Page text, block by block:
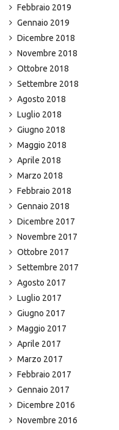
Febbraio 2019
Gennaio 2019
Dicembre 2018
Novembre 2018
Ottobre 2018
Settembre 2018
Agosto 2018
Luglio 2018
Giugno 2018
Maggio 2018
Aprile 2018
Marzo 2018
Febbraio 2018
Gennaio 2018
Dicembre 2017
Novembre 2017
Ottobre 2017
Settembre 2017
Agosto 2017
Luglio 2017
Giugno 2017
Maggio 2017
Aprile 2017
Marzo 2017
Febbraio 2017
Gennaio 2017
Dicembre 2016
Novembre 2016